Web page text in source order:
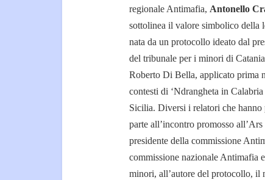
regionale Antimafia, Antonello
sottolinea il valore simbolico della
nata da un protocollo ideato dal
del tribunale per i minori di
Roberto Di Bella, applicato prima
contesti di ‘Ndrangheta in
Sicilia. Diversi i relatori che hanno
parte all’incontro promosso all’Ars
presidente della commissione
commissione nazionale Antimafia
minori, all’autore del protocollo, il